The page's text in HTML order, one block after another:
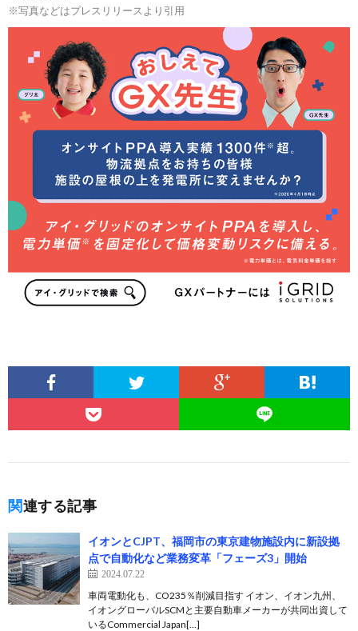
※写真などはプレスリリースより引用
関連する記事
イオンとCJPT、福岡市の東京建物施設内に新設拠
点で自動化など業務変革「フェーズ3」開始
2024.07.22
車両電動化も、CO235％削減目指す イオン、イオン九州、
イオングローバルSCMと主要自動車メーカーが共同出資して
いるCommercial Japan[…]